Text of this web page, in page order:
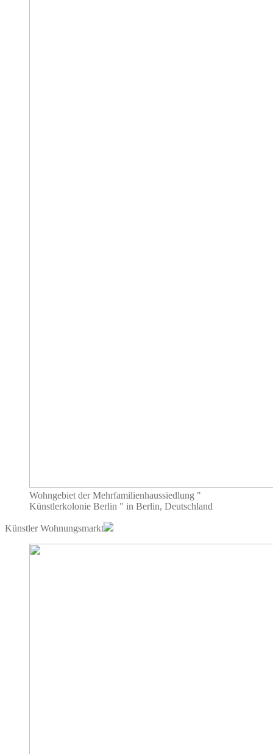
Wohngebiet der Mehrfamilienhaussiedlung "
Künstlerkolonie Berlin " in Berlin, Deutschland
Künstler Wohnungsmarkt